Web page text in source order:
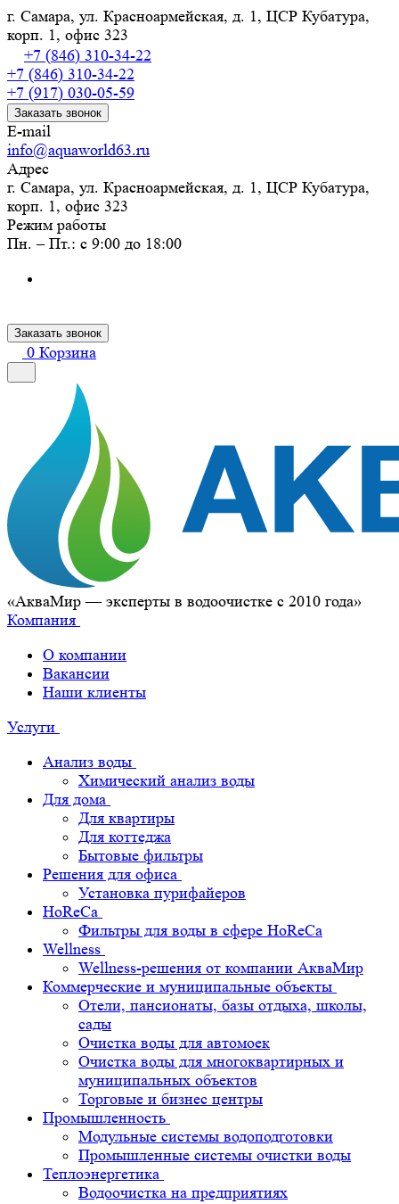
г. Самара, ул. Красноармейская, д. 1, ЦСР Кубатура,
корп. 1, офис 323
+7 (846) 310-34-22
+7 (846) 310-34-22
+7 (917) 030-05-59
Заказать звонок
E-mail
info@aquaworld63.ru
Адрес
г. Самара, ул. Красноармейская, д. 1, ЦСР Кубатура,
корп. 1, офис 323
Режим работы
Пн. – Пт.: с 9:00 до 18:00
Заказать звонок
0 Корзина
«АкваМир — эксперты в водоочистке с 2010 года»
Компания
О компании
Вакансии
Наши клиенты
Услуги
Анализ воды
Химический анализ воды
Для дома
Для квартиры
Для коттеджа
Бытовые фильтры
Решения для офиса
Установка пурифайеров
HoReCa
Фильтры для воды в сфере HoReCa
Wellness
Wellness-решения от компании АкваМир
Коммерческие и муниципальные объекты
Отели, пансионаты, базы отдыха, школы,
сады
Очистка воды для автомоек
Очистка воды для многоквартирных и
муниципальных объектов
Торговые и бизнес центры
Промышленность
Модульные системы водоподготовки
Промышленные системы очистки воды
Теплоэнергетика
Водоочистка на предприятиях